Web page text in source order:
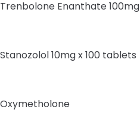
Trenbolone Enanthate 100mg
Stanozolol 10mg x 100 tablets
Oxymetholone